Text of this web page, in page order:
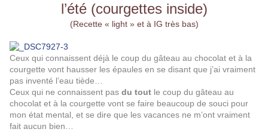
l’été (courgettes inside)
(Recette « light » et à IG très bas)
Ceux qui connaissent déjà le coup du gâteau au chocolat et à la
courgette vont hausser les épaules en se disant que j’ai vraiment
pas inventé l’eau tiède…
Ceux qui ne connaissent pas du tout le coup du gâteau au
chocolat et à la courgette vont se faire beaucoup de souci pour
mon état mental, et se dire que les vacances ne m’ont vraiment
fait aucun bien…